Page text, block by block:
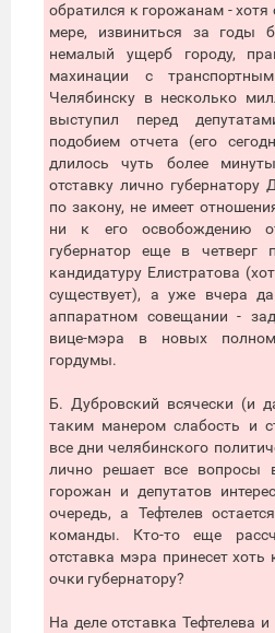
обратился к горожанам -
мере, извиниться за годы
немалый ущерб городу,
махинации с
Челябинску в несколько
выступил перед
подобием отчета (его
длилось чуть более
отставку лично губернатору
по закону, не имеет
ни к его освобождению
губернатор еще в четверг
кандидатуру Елистратова
существует), а уже вчера
аппаратном совещании -
вице-мэра в новых
гордумы.
Б. Дубровский всячески (и
таким манером слабость и
все дни челябинского
лично решает все вопросы
горожан и депутатов
очередь, а Тефтелев
команды. Кто-то еще
отставка мэра принесет хоть
очки губернатору?
На деле отставка Тефтелева